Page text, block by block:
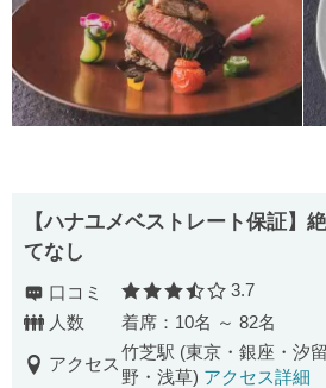
【ハナユメベストレート保証】
てなし
口コミ 口コミ評価
3.7
人数
着席：10名 ～ 82名
アクセス
竹芝駅 (東京・銀座・汐
野・浅草) アクセス詳細